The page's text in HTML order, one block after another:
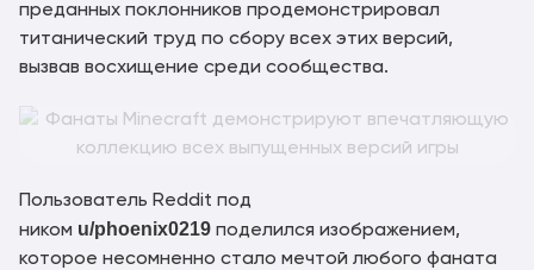
преданных поклонников продемонстрировал
титанический труд по сбору всех этих версий,
вызвав восхищение среди сообщества.
Пользователь Reddit под
ником u/phoenix0219 поделился изображением,
которое несомненно стало мечтой любого фаната